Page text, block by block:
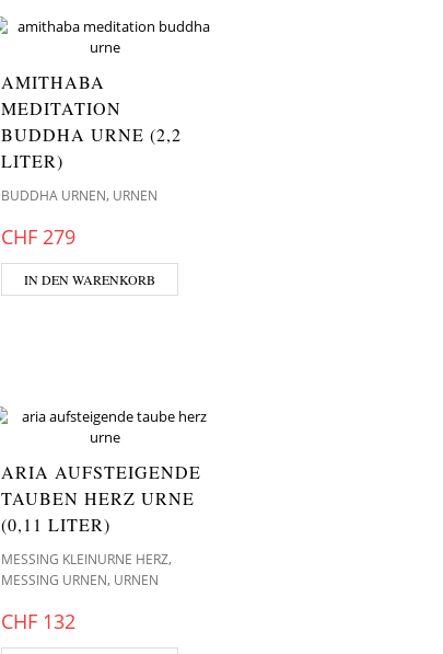
AMITHABA
MEDITATION
BUDDHA URNE (2,2
LITER)
BUDDHA URNEN, URNEN
CHF279
IN DEN WARENKORB
ARIA AUFSTEIGENDE
TAUBEN HERZ URNE
(0,11 LITER)
MESSING KLEINURNE HERZ,
MESSING URNEN, URNEN
CHF132